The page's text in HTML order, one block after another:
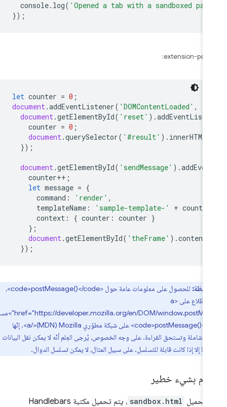
console.log('Opened a tab with a sandboxed
extension-
let counter
document.addEventListener('DOMContentLoaded'
document.getElementById('reset').
counter
document.querySelector('#result').innerHTML
document.getElementById('sendMessage').
counter
let message
command: 'render'
templateName: 'sample-template-' + counter
context : { counter: counter
document.getElementById('theFrame').
للحصول على معلومات عامة حول <code>postMessage()</code>،
يمكنك الاطّلاع على <a
href="https://developer.mozilla.org/en/DOM/window.postMessage">مستندات
<code>postMessage()</code> على شبكة مطوّري Mozilla‏ (MDN)</a>. إنّها
شاملة وتستحق القراءة. على وجه الخصوص، يُرجى العِلم أنّه لا يمكن نقل البيانات
إلا إذا كانت قابلة للتسلسل. على سبيل المثال، لا يمكن تسلسل الدوال.
بشيء خطير
تحميل sandbox.html
، يتم تحميل مكتبة Handlebars